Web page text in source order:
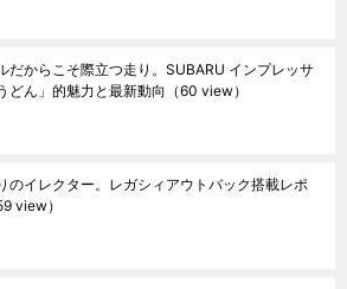
だからこそ際立つ走り。SUBARU インプレッサ
どん」的魅力と最新動向 （60 view）
のイレクター。レガシィアウトバック搭載レポ
view）